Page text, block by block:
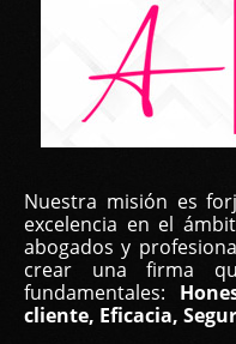
Nuestra misión es
excelencia en el
abogados y
crear una firma
fundamentales:
cliente, Eficacia,